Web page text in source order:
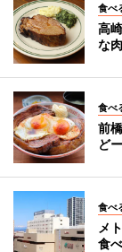
食べ
高
な
食べ
前
ど
食べ
メ
食